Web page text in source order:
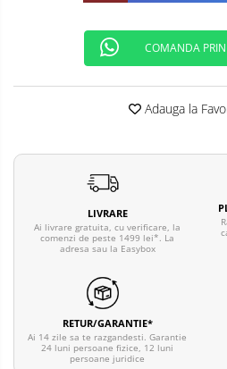
COMANDA
Adauga la
LIVRARE
Ai livrare gratuita, cu verificare, la
comenzi de peste 1499 lei*. La
adresa sau la Easybox
RETUR/GARANTIE*
Ai 14 zile sa te razgandesti. Garantie
24 luni persoane fizice, 12 luni
persoane juridice